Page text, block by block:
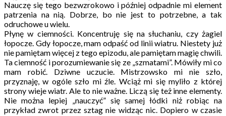
Nauczę się tego bezwzrokowo i później odpadnie mi element
patrzenia na nią. Dobrze, bo nie jest to potrzebne, a tak
odruchowe u wielu.
Płynę w ciemności. Koncentruję się na słuchaniu, czy żagiel
łopocze. Gdy łopocze, mam odpaść od linii wiatru. Niestety już
nie pamiętam więcej z tego epizodu, ale pamiętam magię chwili.
Ta ciemność i porozumiewanie się ze „szmatami”. Mówiły mi co
mam robić. Dziwne uczucie. Mistrzowsko mi nie szło,
przyznaję, w ogóle szło mi źle. Wciąż mi się myliło z której
strony wieje wiatr. Ale to nie ważne. Liczą się też inne elementy.
Nie można lepiej „nauczyć” się samej łódki niż robiąc na
przykład zwrot przez sztag nie widząc nic. Dopiero w czasie